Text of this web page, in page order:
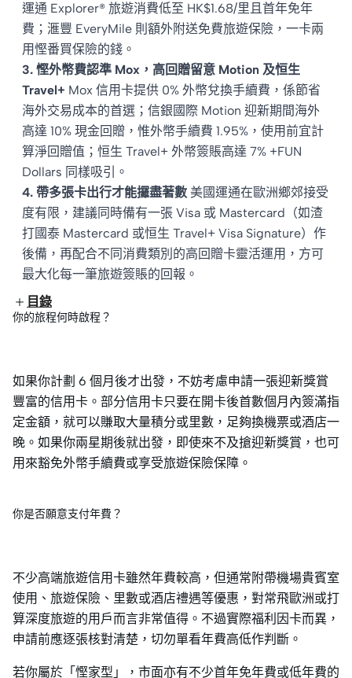
運通 Explorer® 旅遊消費低至 HK$1.68/里且首年免年
費；滙豐 EveryMile 則額外附送免費旅遊保險，一卡兩
用慳番買保險的錢。
3. 慳外幣費認準 Mox，高回贈留意 Motion 及恒生
Travel+ Mox 信用卡提供 0% 外幣兌換手續費，係節省
海外交易成本的首選；信銀國際 Motion 迎新期間海外
高達 10% 現金回贈，惟外幣手續費 1.95%，使用前宜計
算淨回贈值；恒生 Travel+ 外幣簽賬高達 7% +FUN
Dollars 同樣吸引。
4. 帶多張卡出行才能攞盡著數 美國運通在歐洲鄉郊接受
度有限，建議同時備有一張 Visa 或 Mastercard（如渣
打國泰 Mastercard 或恒生 Travel+ Visa Signature）作
後備，再配合不同消費類別的高回贈卡靈活運用，方可
最大化每一筆旅遊簽賬的回報。
目錄
你的旅程何時啟程？
如果你計劃 6 個月後才出發，不妨考慮申請一張迎新獎賞
豐富的信用卡。部分信用卡只要在開卡後首數個月內簽滿指
定金額，就可以賺取大量積分或里數，足夠換機票或酒店一
晚。如果你兩星期後就出發，即使來不及搶迎新獎賞，也可
用來豁免外幣手續費或享受旅遊保險保障。
你是否願意支付年費？
不少高端旅遊信用卡雖然年費較高，但通常附帶機場貴賓室
使用、旅遊保險、里數或酒店禮遇等優惠，對常飛歐洲或打
算深度旅遊的用戶而言非常值得。不過實際福利因卡而異，
申請前應逐張核對清楚，切勿單看年費高低作判斷。
若你屬於「慳家型」，市面亦有不少首年免年費或低年費的